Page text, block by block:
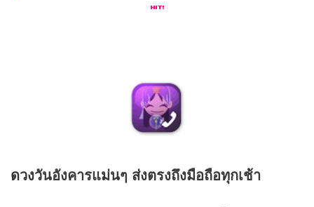
ดวงวันอังคารแม่นๆ ส่งตรงถึงมือถือทุกเช้า